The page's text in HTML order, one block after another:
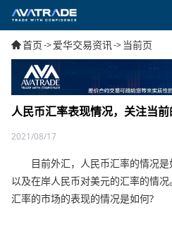
首页->爱华交易资讯-> 当前页
人民币汇率表现情况，关注当前
2021/08/17
目前外汇，人民币汇率的情况是
以及在岸人民币对美元的汇率的情
汇率的市场的表现的情况是如何?